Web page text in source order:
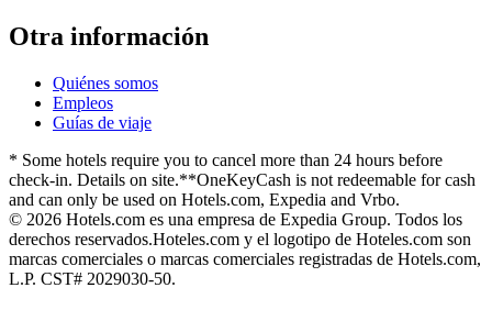
Otra información
Quiénes somos
Empleos
Guías de viaje
* Some hotels require you to cancel more than 24 hours before
check-in. Details on site.**OneKeyCash is not redeemable for cash
and can only be used on Hotels.com, Expedia and Vrbo.
© 2026 Hotels.com es una empresa de Expedia Group. Todos los
derechos reservados.Hoteles.com y el logotipo de Hoteles.com son
marcas comerciales o marcas comerciales registradas de Hotels.com,
L.P. CST# 2029030-50.